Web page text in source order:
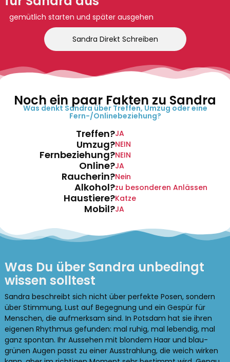
gemütlich starten und später ausgehen
Sandra Direkt Schreiben
Noch ein paar Fakten zu Sandra
Was denkt Sandra über Treffen, Umzug oder eine
Fern-/Onlinebeziehung?
Treffen?JA
Umzug?NEIN
Fernbeziehung?NEIN
Online?JA
Raucherin?Nein
Alkohol?zu besonderen Anlässen
Haustiere?Katze
Mobil?JA
Was Du über Sandra unbedingt
wissen solltest
Sandra beschreibt sich nicht über perfekte Posen, sondern
über Stimmung, Lust auf Begegnung und ein Gespür für
Menschen, die aufmerksam sind. In Potsdam hat sie ihren
eigenen Rhythmus gefunden: mal ruhig, mal lebendig, mal
ganz spontan. Ihr Aussehen mit blondem Haar und blau-
grünen Augen passt zu einer Ausstrahlung, die weich wirken